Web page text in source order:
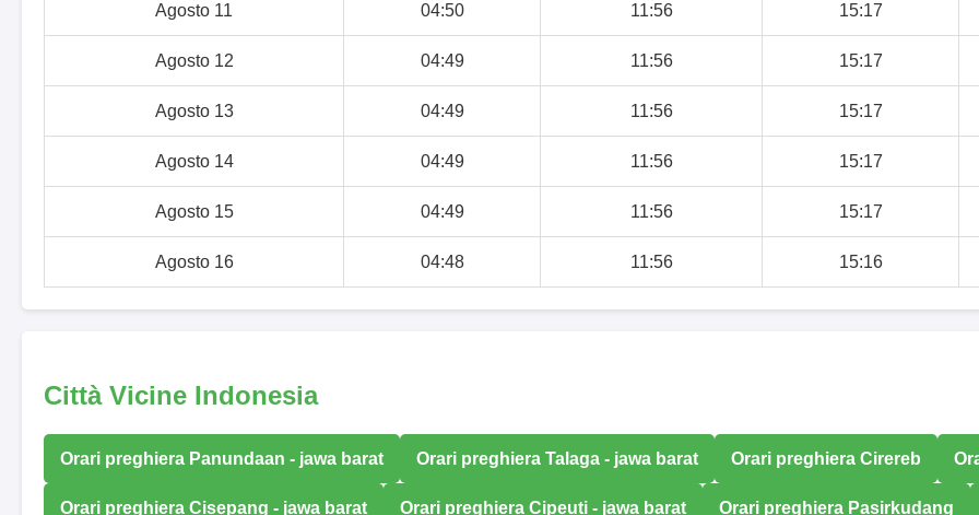
Agosto 11 04:50 11:56 15:17
Agosto 12 04:49 11:56 15:17
Agosto 13 04:49 11:56 15:17
Agosto 14 04:49 11:56 15:17
Agosto 15 04:49 11:56 15:17
Agosto 16 04:48 11:56 15:16
Città Vicine Indonesia
Orari preghiera Panundaan - jawa barat Orari preghiera Talaga - jawa barat Orari preghiera Cirereb
Orari preghiera Cisepang - jawa barat Orari preghiera Cipeuti - jawa barat Orari preghiera Pasirkudang